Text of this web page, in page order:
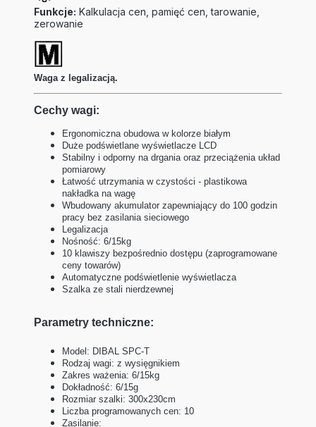
Funkcje: Kalkulacja cen, pamięć cen, tarowanie,
zerowanie
Waga z legalizacją.
Cechy wagi:
Ergonomiczna obudowa w kolorze białym
Duże podświetlane wyświetlacze LCD
Stabilny i odporny na drgania oraz przeciążenia układ
pomiarowy
Łatwość utrzymania w czystości - plastikowa
nakładka na wagę
Wbudowany akumulator zapewniający do 100 godzin
pracy bez zasilania sieciowego
Legalizacja
Nośność: 6/15kg
10 klawiszy bezpośrednio dostępu (zaprogramowane
ceny towarów)
Automatyczne podświetlenie wyświetlacza
Szalka ze stali nierdzewnej
Parametry techniczne:
Model: DIBAL SPC-T
Rodzaj wagi: z wysięgnikiem
Zakres ważenia: 6/15kg
Dokładność: 6/15g
Rozmiar szalki: 300x230cm
Liczba programowanych cen: 10
Zasilanie: